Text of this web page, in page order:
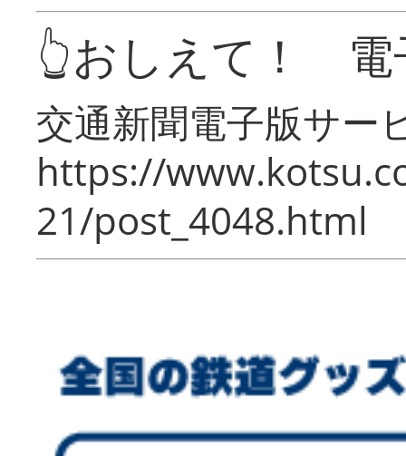
👆おしえて！ 電
交通新聞電子版サー
https://
21/post_4048.html